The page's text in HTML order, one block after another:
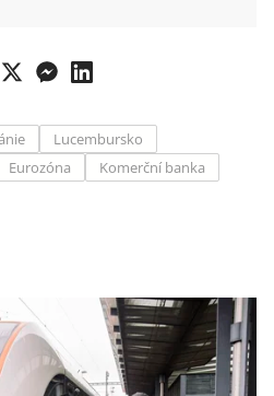
Lucembursko
Eurozóna
Komerční banka